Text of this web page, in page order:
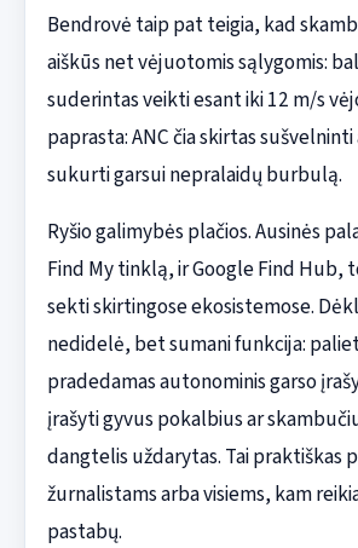
Bendrovė taip pat teigia, kad
aiškūs net vėjuotomis sąlygomis:
suderintas veikti esant iki 12 m/s
paprasta: ANC čia skirtas
sukurti garsui nepralaidų burbulą.
Ryšio galimybės plačios. Ausinės
Find My tinklą, ir Google Find Hub,
sekti skirtingose ekosistemose.
nedidelė, bet sumani funkcija:
pradedamas autonominis garso
įrašyti gyvus pokalbius ar
dangtelis uždarytas. Tai praktiškas
žurnalistams arba visiems, kam
pastabų.